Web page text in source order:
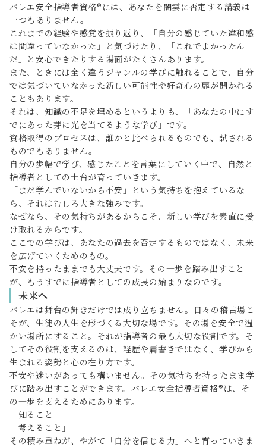
バレエ安全指導者資格®には、あなたを闇雲に否定する講義は
一つもありません。
これまでの経験や感覚を振り返り、「自分の感じていた違和感
は間違っていなかった」と気づけたり、「これでよかったん
だ」と安心できたりする場面がたくさんあります。
また、ときには全く違うジャンルの学びに触れることで、自分
では気づいていなかった新しい可能性や好奇心の扉が開かれる
こともあります。
それは、知識の不足を埋めるというよりも、「あなたの中にす
でにあった芽に光を当てるような学び」です。
資格取得のプロセスは、誰かと比べられるものでも、試される
ものでもありません。
自分の歩幅で学び、感じたことを言葉にしていく中で、自然と
指導者としての土台が育っていきます。
「まだ学んでいないから不安」という気持ちを抱えているな
ら、それはむしろ大きな強みです。
なぜなら、その気持ちがあるからこそ、新しい学びを素直に受
け取れるからです。
ここでの学びは、あなたの過去を否定するものではなく、未来
を広げていくためのもの。
不安を持ったままでも大丈夫です。その一歩を踏み出すこと
が、もうすでに指導者としての成長の始まりなのです。
未来へ
バレエは舞台の輝きだけでは成り立ちません。日々の稽古場こ
そが、生徒の人生を形づくる大切な場です。その場を安全で温
かい場所にすること。それが指導者の最も大切な役割です。そ
してその役割を支えるのは、経歴や肩書きではなく、学びから
生まれる姿勢と心の在り方です。
不安や迷いがあっても構いません。その気持ちを持ったまま学
びに踏み出すことができます。バレエ安全指導者資格®は、そ
の一歩を支えるためにあります。
「知ること」
「考えること」
その積み重ねが、やがて「自分を信じる力」へと育っていきま